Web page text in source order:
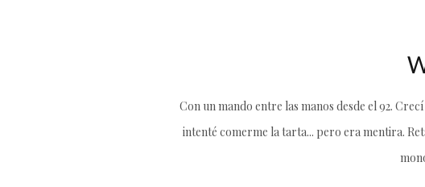
Con un mando entre las manos desde el 92.
intenté comerme la tarta... pero era mentira.